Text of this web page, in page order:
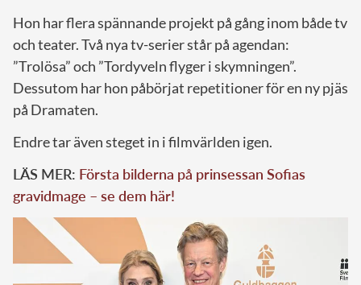
Hon har flera spännande projekt på gång inom både tv
och teater. Två nya tv-serier står på agendan:
”Trolösa” och ”Tordyveln flyger i skymningen”.
Dessutom har hon påbörjat repetitioner för en ny pjäs
på Dramaten.
Endre tar även steget in i filmvärlden igen.
LÄS MER: Första bilderna på prinsessan Sofias
gravidmage – se dem här!